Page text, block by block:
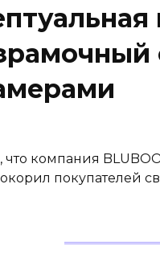
что компания
покупателей